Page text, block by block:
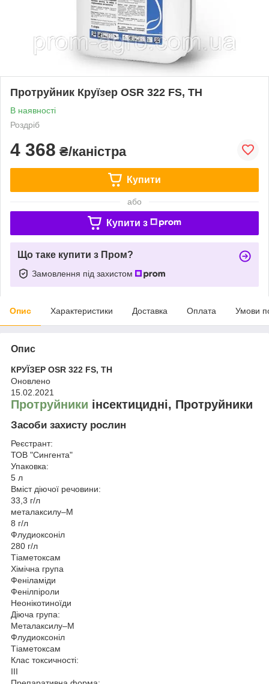
Протруйник Круїзер ОSR 322 FS, TH
В наявності
Роздріб
4 368 ₴/каністра
Купити
або
Купити з
Що таке купити з Пром?
Замовлення під захистом
Опис Характеристики Доставка Оплата Умови
Опис
КРУЇЗЕР ОSR 322 FS, TH
Оновлено
15.02.2021
Протруйники інсектицидні, Протруйники
Засоби захисту рослин
Реєстрант:
ТОВ "Сингента"
Упаковка:
5 л
Вміст діючої речовини:
33,3 г/л
металаксилу–М
8 г/л
Флудиоксоніл
280 г/л
Тіаметоксам
Хімічна група
Феніламіди
Фенілпіроли
Неонікотиноїди
Діюча група:
Металаксилу–М
Флудиоксоніл
Тіаметоксам
Клас токсичності:
III